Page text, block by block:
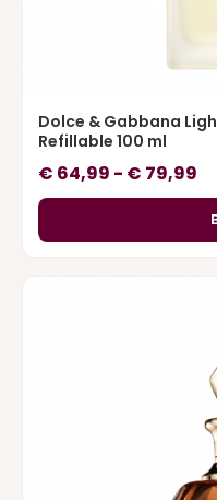
Dolce & Gabbana
Refillable 100 ml
€ 64,99 - € 79,99
€